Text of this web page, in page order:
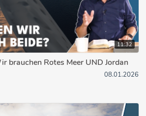
11:32
brauchen Rotes Meer UND Jordan
08.01.2026